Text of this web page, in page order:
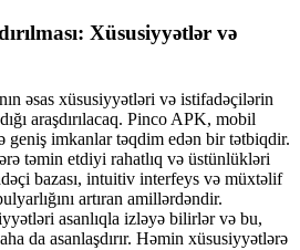
Xüsusiyyətlər və
əsas xüsusiyyətləri və istifadəçilərin
araşdırılacaq. Pinco APK, mobil
geniş imkanlar təqdim edən bir tətbiqdir.
təmin etdiyi rahatlıq və üstünlükləri
bazası, intuitiv interfeys və müxtəlif
artıran amillərdəndir.
asanlıqla izləyə bilirlər və bu,
da asanlaşdırır. Həmin xüsusiyyətlərə